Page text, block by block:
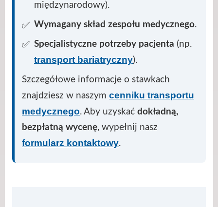
międzynarodowy).
Wymagany skład zespołu medycznego.
Specjalistyczne potrzeby pacjenta (np.
transport bariatryczny).
Szczegółowe informacje o stawkach
znajdziesz w naszym cenniku transportu
medycznego. Aby uzyskać dokładną,
bezpłatną wycenę, wypełnij nasz
formularz kontaktowy.